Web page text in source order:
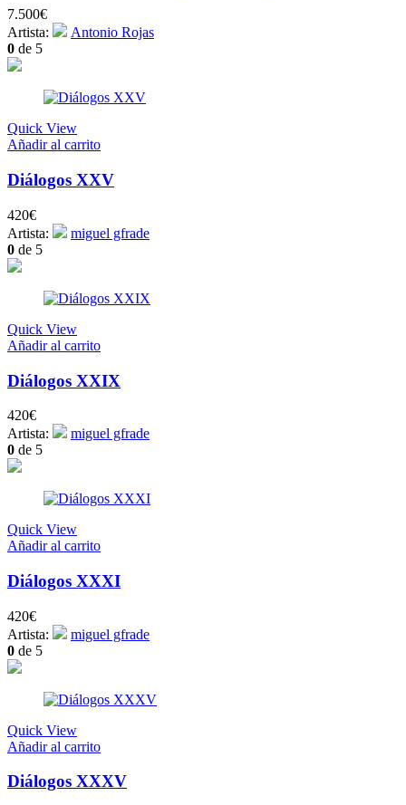
7.500€
Artista:
Antonio Rojas
0 de 5
Quick View
Añadir al carrito
Diálogos XXV
420€
Artista:
miguel gfrade
0 de 5
Quick View
Añadir al carrito
Diálogos XXIX
420€
Artista:
miguel gfrade
0 de 5
Quick View
Añadir al carrito
Diálogos XXXI
420€
Artista:
miguel gfrade
0 de 5
Quick View
Añadir al carrito
Diálogos XXXV